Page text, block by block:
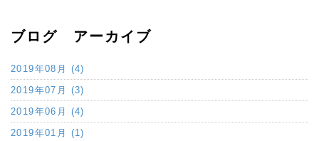
ブログ アーカイブ
2019年08月 (4)
2019年07月 (3)
2019年06月 (4)
2019年01月 (1)